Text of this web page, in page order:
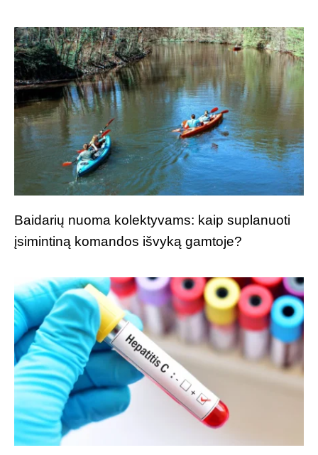
Baidarių nuoma kolektyvams: kaip suplanuoti
įsimintiną komandos išvyką gamtoje?